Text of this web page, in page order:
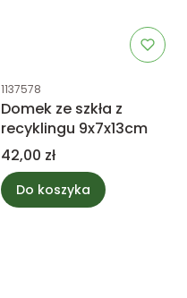
Kod produktu
1137578
Domek ze szkła z
recyklingu 9x7x13cm
Cena
42,00 zł
Do koszyka